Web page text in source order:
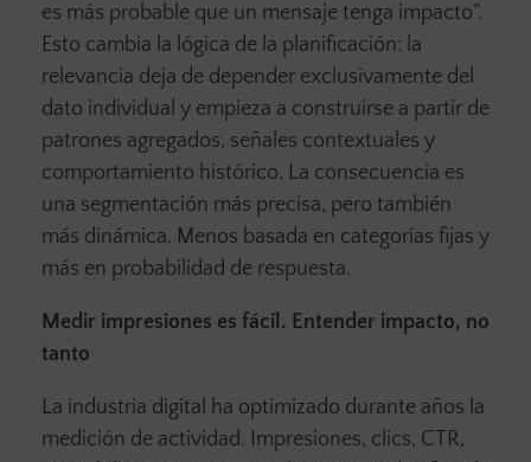
es más probable que un mensaje tenga impacto”.
Esto cambia la lógica de la planificación: la
relevancia deja de depender exclusivamente del
dato individual y empieza a construirse a partir de
patrones agregados, señales contextuales y
comportamiento histórico. La consecuencia es
una segmentación más precisa, pero también
más dinámica. Menos basada en categorías fijas y
más en probabilidad de respuesta.
Medir impresiones es fácil. Entender impacto, no
tanto
La industria digital ha optimizado durante años la
medición de actividad. Impresiones, clics, CTR,